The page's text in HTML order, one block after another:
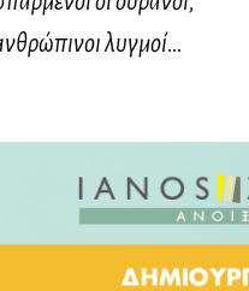
λυγμοί…